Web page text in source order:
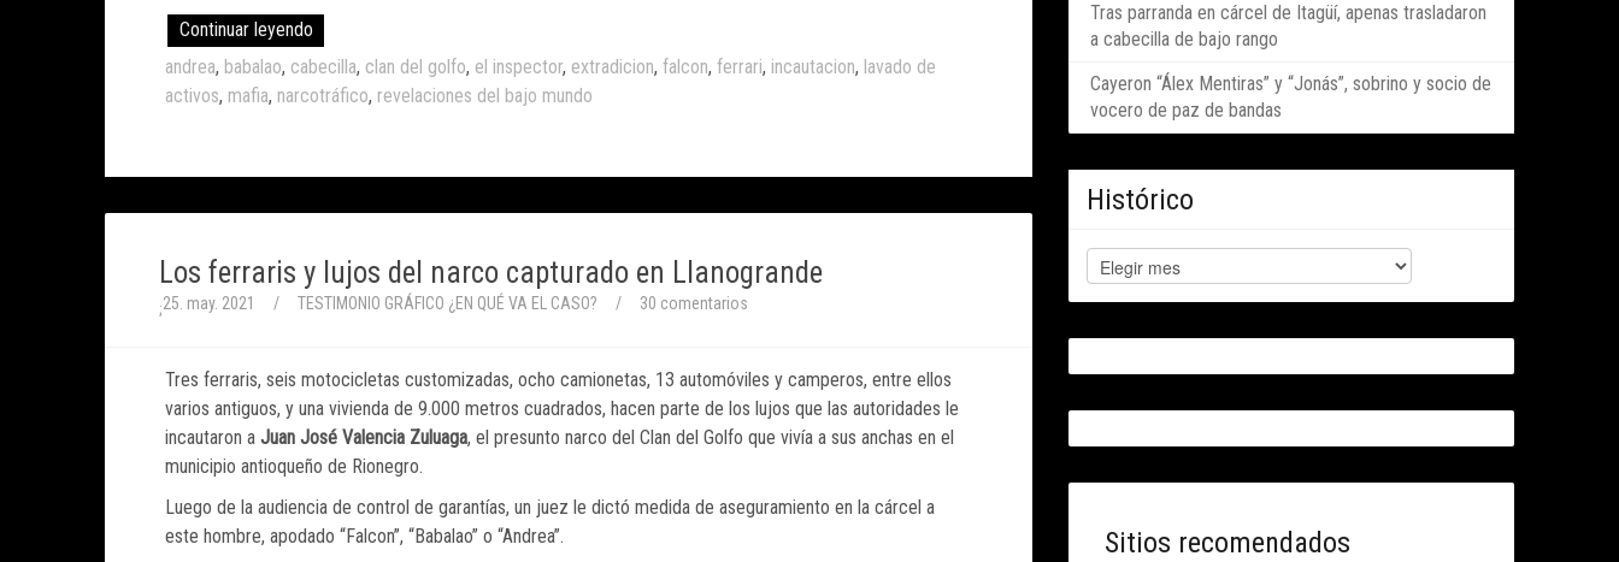
Continuar leyendo
andrea, babalao, cabecilla, clan del golfo, el inspector, extradicion, falcon, ferrari, incautacion, lavado de
activos, mafia, narcotráfico, revelaciones del bajo mundo
Los ferraris y lujos del narco capturado en Llanogrande
;25. may. 2021 / TESTIMONIO GRÁFICO ¿EN QUÉ VA EL CASO? / 30 comentarios
Tres ferraris, seis motocicletas customizadas, ocho camionetas, 13 automóviles y camperos, entre ellos
varios antiguos, y una vivienda de 9.000 metros cuadrados, hacen parte de los lujos que las autoridades le
incautaron a Juan José Valencia Zuluaga, el presunto narco del Clan del Golfo que vivía a sus anchas en el
municipio antioqueño de Rionegro.
Luego de la audiencia de control de garantías, un juez le dictó medida de aseguramiento en la cárcel a
este hombre, apodado “Falcon”, “Babalao” o “Andrea”.
Tras parranda en cárcel de Itagüí, apenas trasladaron
a cabecilla de bajo rango
Cayeron “Álex Mentiras” y “Jonás”, sobrino y socio de
vocero de paz de bandas
Histórico
Sitios recomendados